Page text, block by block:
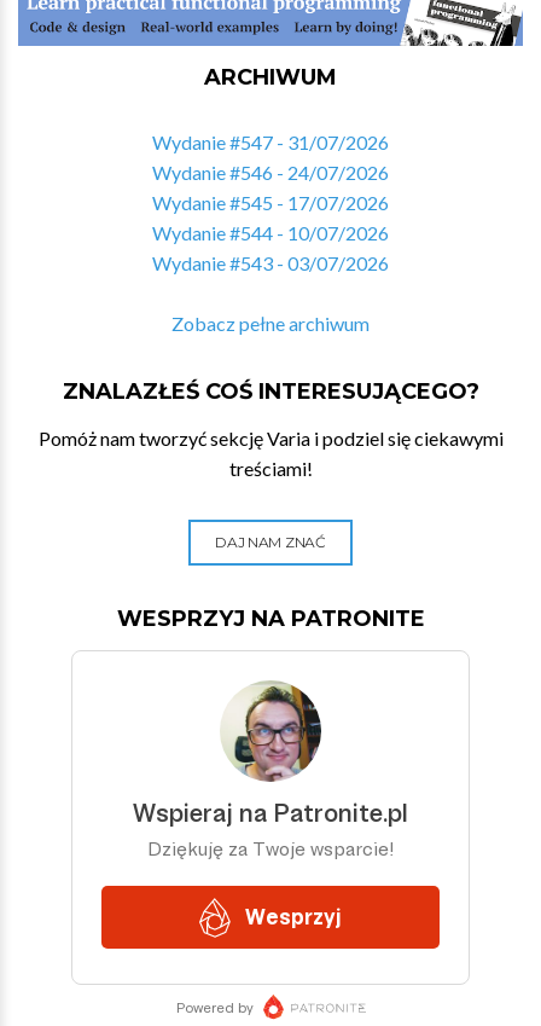
ARCHIWUM
Wydanie #547 - 31/07/2026
Wydanie #546 - 24/07/2026
Wydanie #545 - 17/07/2026
Wydanie #544 - 10/07/2026
Wydanie #543 - 03/07/2026
Zobacz pełne archiwum
ZNALAZŁEŚ COŚ INTERESUJĄCEGO?
Pomóż nam tworzyć sekcję Varia i podziel się ciekawymi
treściami!
DAJ NAM ZNAĆ
WESPRZYJ NA PATRONITE